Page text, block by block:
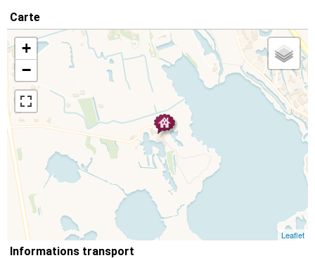
Carte
+
−
Leaflet
Informations transport